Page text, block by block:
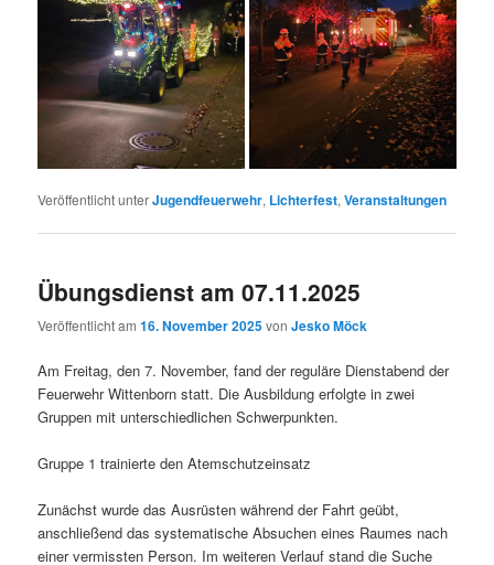
Veröffentlicht unterJugendfeuerwehr, Lichterfest,Veranstaltungen
Übungsdienst am 07.11.2025
Veröffentlicht am16. November 2025vonJesko Möck
Am Freitag, den 7. November, fand der reguläre Dienstabend der
Feuerwehr Wittenborn statt. Die Ausbildung erfolgte in zwei
Gruppen mit unterschiedlichen Schwerpunkten.
Gruppe 1 trainierte den Atemschutzeinsatz
Zunächst wurde das Ausrüsten während der Fahrt geübt,
anschließend das systematische Absuchen eines Raumes nach
einer vermissten Person. Im weiteren Verlauf stand die Suche